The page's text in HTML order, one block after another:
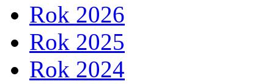
Rok 2026
Rok 2025
Rok 2024